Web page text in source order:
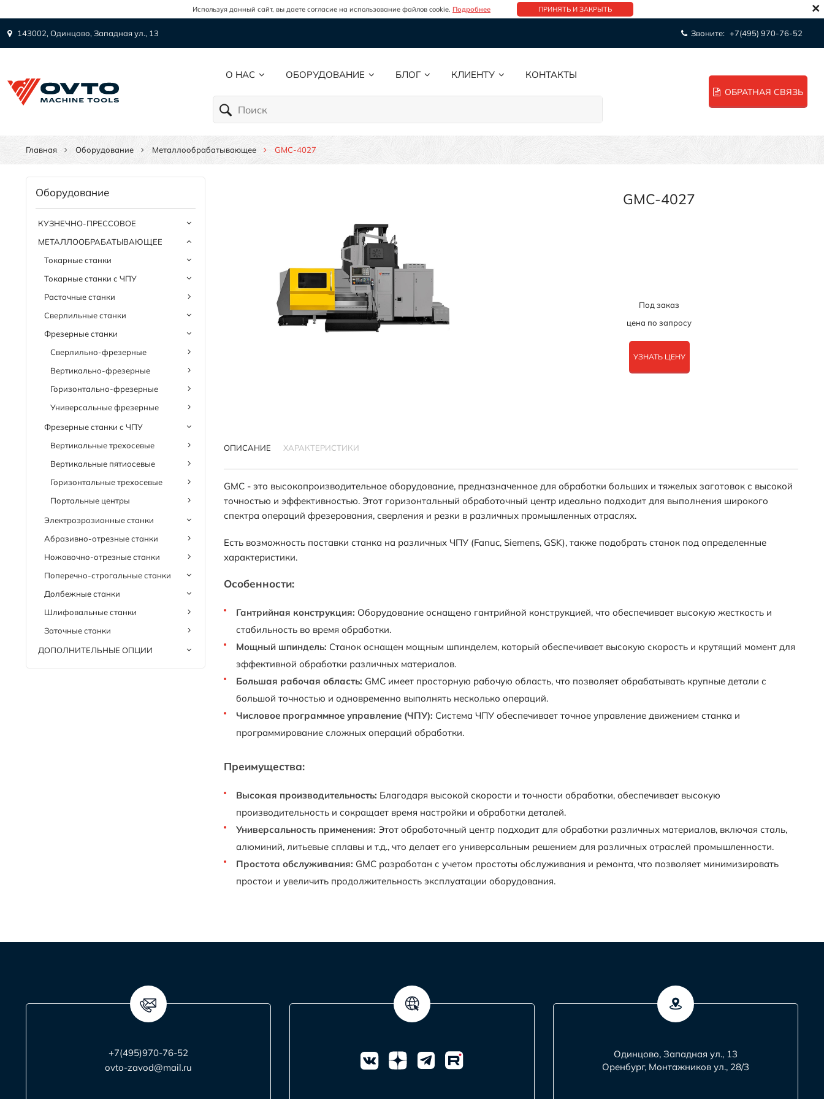
Используя данный сайт, вы даете согласие на использование файлов cookie. Подробнее ПРИНЯТЬ И ЗАКРЫТЬ ×
143002, Одинцово, Западная ул., 13 Звоните: +7(495) 970-76-52
О НАС ОБОРУДОВАНИЕ БЛОГ КЛИЕНТУ КОНТАКТЫ
ОБРАТНАЯ СВЯЗЬ
Главная Оборудование Металлообрабатывающее GMC-4027
Оборудование
КУЗНЕЧНО-ПРЕССОВОЕ
МЕТАЛЛООБРАБАТЫВАЮЩЕЕ
Токарные станки
Токарные станки с ЧПУ
Расточные станки
Сверлильные станки
Фрезерные станки
Сверлильно-фрезерные
Вертикально-фрезерные
Горизонтально-фрезерные
Универсальные фрезерные
Фрезерные станки с ЧПУ
Вертикальные трехосевые
Вертикальные пятиосевые
Горизонтальные трехосевые
Портальные центры
Электроэрозионные станки
Абразивно-отрезные станки
Ножовочно-отрезные станки
Поперечно-строгальные станки
Долбежные станки
Шлифовальные станки
Заточные станки
ДОПОЛНИТЕЛЬНЫЕ ОПЦИИ
GMC-4027
Под заказ
цена по запросу
УЗНАТЬ ЦЕНУ
ОПИСАНИЕ ХАРАКТЕРИСТИКИ
GMC - это высокопроизводительное оборудование, предназначенное для обработки больших и тяжелых заготовок с высокой
точностью и эффективностью. Этот горизонтальный обработочный центр идеально подходит для выполнения широкого
спектра операций фрезерования, сверления и резки в различных промышленных отраслях.
Есть возможность поставки станка на различных ЧПУ (Fanuc, Siemens, GSK), также подобрать станок под определенные
характеристики.
Особенности:
Гантрийная конструкция: Оборудование оснащено гантрийной конструкцией, что обеспечивает высокую жесткость и
стабильность во время обработки.
Мощный шпиндель: Станок оснащен мощным шпинделем, который обеспечивает высокую скорость и крутящий момент для
эффективной обработки различных материалов.
Большая рабочая область: GMC имеет просторную рабочую область, что позволяет обрабатывать крупные детали с
большой точностью и одновременно выполнять несколько операций.
Числовое программное управление (ЧПУ): Система ЧПУ обеспечивает точное управление движением станка и
программирование сложных операций обработки.
Преимущества:
Высокая производительность: Благодаря высокой скорости и точности обработки, обеспечивает высокую
производительность и сокращает время настройки и обработки деталей.
Универсальность применения: Этот обработочный центр подходит для обработки различных материалов, включая сталь,
алюминий, литьевые сплавы и т.д., что делает его универсальным решением для различных отраслей промышленности.
Простота обслуживания: GMC разработан с учетом простоты обслуживания и ремонта, что позволяет минимизировать
простои и увеличить продолжительность эксплуатации оборудования.
+7(495)970-76-52
ovto-zavod@mail.ru
Одинцово, Западная ул., 13
Оренбург, Монтажников ул., 28/3